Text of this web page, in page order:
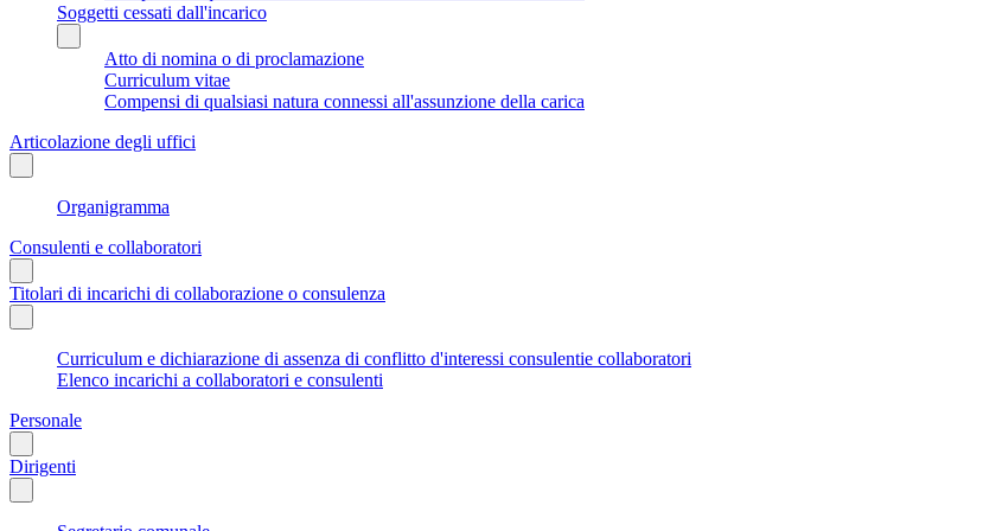
Soggetti cessati dall'incarico
Atto di nomina o di proclamazione
Curriculum vitae
Compensi di qualsiasi natura connessi all'assunzione della carica
Articolazione degli uffici
Organigramma
Consulenti e collaboratori
Titolari di incarichi di collaborazione o consulenza
Curriculum e dichiarazione di assenza di conflitto d'interessi consulentie collaboratori
Elenco incarichi a collaboratori e consulenti
Personale
Dirigenti